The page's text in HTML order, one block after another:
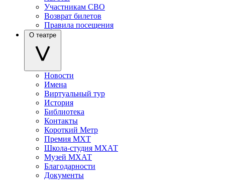
Участникам СВО
Возврат билетов
Правила посещения
О театре
Новости
Имена
Виртуальный тур
История
Библиотека
Контакты
Короткий Метр
Премия МХТ
Школа-студия МХАТ
Музей МХАТ
Благодарности
Документы